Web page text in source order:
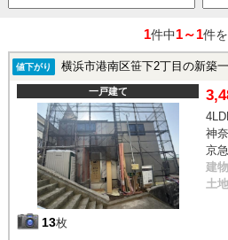
1件中1～1件
値下がり 横浜市港南区笹下2丁目の新築
一戸建て
13枚
神
京
建
土